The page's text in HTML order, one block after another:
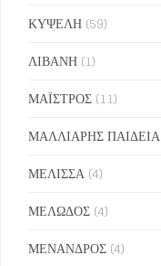
ΚΥΨΕΛΗ (59)
ΛΙΒΑΝΗ (1)
ΜΑΪΣΤΡΟΣ (11)
ΜΑΛΛΙΑΡΗΣ ΠΑΙΔΕΙΑ
ΜΕΛΙΣΣΑ (4)
ΜΕΛΩΔΟΣ (4)
ΜΕΝΑΝΔΡΟΣ (4)